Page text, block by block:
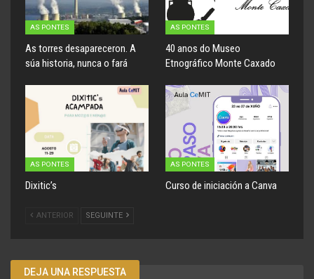
AS PONTES
As torres desapareceron. A
súa historia, nunca o fará
AS PONTES
40 anos do Museo
Etnográfico Monte Caxado
AS PONTES
Dixitic’s
AS PONTES
Curso de iniciación a Canva
ANTERIOR SEGUINTE
DEJA UNA RESPUESTA